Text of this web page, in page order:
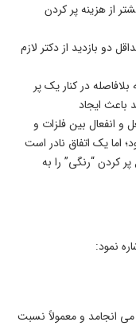
سایر مواد، تا 10 برابر بیشتر از هزینه پر کردن
دو بازدید از دکتر لازم
در کنار یک پر
باعث ایجاد
انفعال بین فلزات و
اما یک اتفاق نادر است
کردن “رنگی” را به
نمود:
تا 15 سال به طول می انجامد و معمولاً نسبت